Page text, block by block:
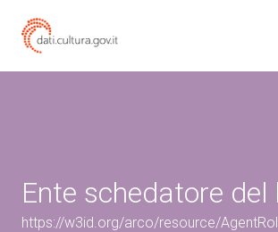
Ente schedatore
https://w3id.org/arco/resource/